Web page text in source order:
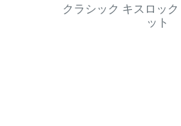
クラシック キスロッ
ット